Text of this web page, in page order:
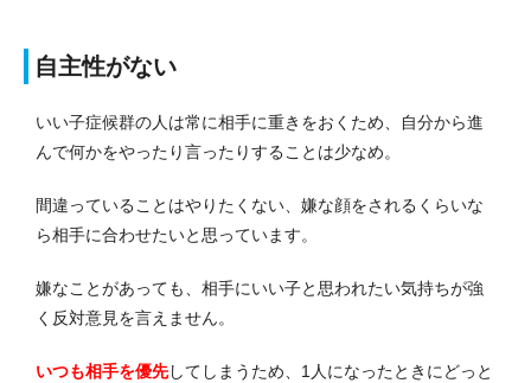
自主性がない
いい子症候群の人は常に相手に重きをおくため、自分から進
んで何かをやったり言ったりすることは少なめ。
間違っていることはやりたくない、嫌な顔をされるくらいな
ら相手に合わせたいと思っています。
嫌なことがあっても、相手にいい子と思われたい気持ちが強
く反対意見を言えません。
いつも相手を優先してしまうため、1人になったときにどっと